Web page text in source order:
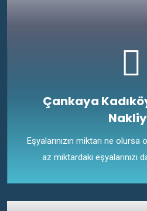
Çankaya
Eşyalarınızın miktarı ne olursa
az miktardaki eşyalarınızı